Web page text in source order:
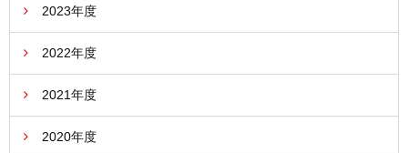
2023年度
2022年度
2021年度
2020年度